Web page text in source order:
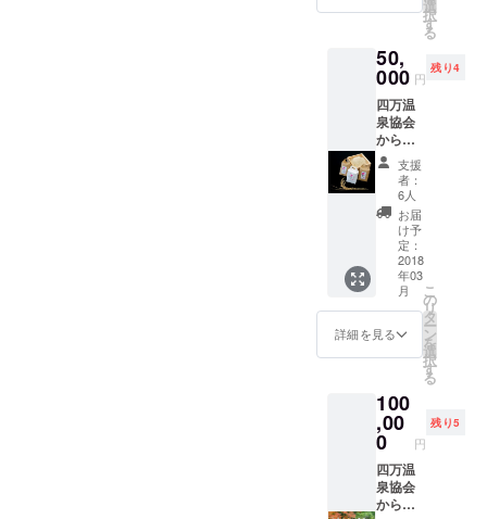
以下、
送 四万
温泉季
節の贈
り物 春
（5
月）、
夏（8
月）、
秋（9
月）、
冬（12
月）発
送予定
選
択
す
る
50,
000 円
残り4
四万温
泉協会
からの
お礼状
四万温
泉オリ
ジナル
スマイ
ル缶
バッチ
四万温
泉絵馬
群馬の
地酒
セット
四万温
ペア招
待券 ※
宿泊施
設はお
任せと
なりま
す 以
支援
者：
6人
お届
け予
定：
2018
年03
月
詳細を見る
こ
の
リ
タ
ー
ン
を
選
択
す
る
100
,00
0 円
残り5
四万温
泉協会
からの